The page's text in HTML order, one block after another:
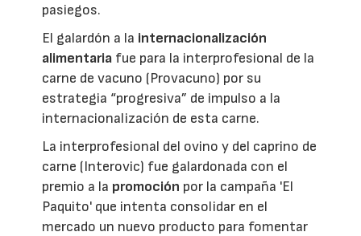
pasiegos.
El galardón a la internacionalización
alimentaria fue para la interprofesional de la
carne de vacuno (Provacuno) por su
estrategia “progresiva” de impulso a la
internacionalización de esta carne.
La interprofesional del ovino y del caprino de
carne (Interovic) fue galardonada con el
premio a la promoción por la campaña 'El
Paquito' que intenta consolidar en el
mercado un nuevo producto para fomentar